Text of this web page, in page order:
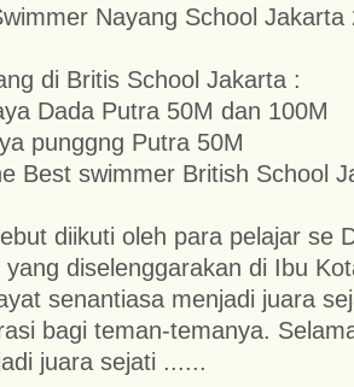
Nayang School Jakarta
di Britis School Jakarta :
Dada Putra 50M dan 100M
punggng Putra 50M
Best swimmer British School
diikuti oleh para pelajar se
diselenggarakan di Ibu
senantiasa menjadi juara
bagi teman-temanya.
juara sejati ......